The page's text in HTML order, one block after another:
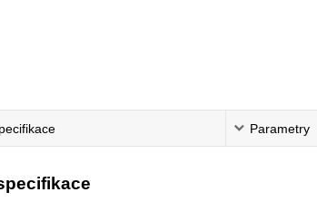
Parametry